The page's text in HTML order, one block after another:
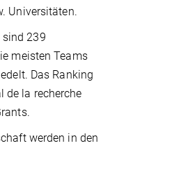
Universitäten.
sind 239
meisten Teams
Das Ranking
de la recherche
werden in den